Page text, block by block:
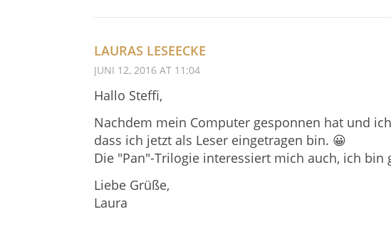
LAURAS LESEECKE
JUNI 12, 2016 AT 11:04
Hallo Steffi,
Nachdem mein Computer gesponnen hat und
dass ich jetzt als Leser eingetragen bin. 😀
Die "Pan"-Trilogie interessiert mich auch, ich bin
Liebe Grüße,
Laura